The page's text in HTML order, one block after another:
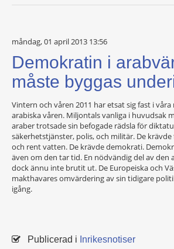
måndag, 01 april 2013 13:56
Demokratin i
måste byggas
Vintern och våren 2011 har etsat sig fast i
arabiska våren. Miljontals vanliga i huvudsak
araber trotsade sin befogade rädsla för
säkerhetstjänster, polis, och militär. De
och rent vatten. De krävde demokrati.
även om den tar tid. En nödvändig del av den
dock ännu inte brutit ut. De Europeiska och
makthavares omvärdering av sin tidigare
igång.
Publicerad i Inrikesnotiser